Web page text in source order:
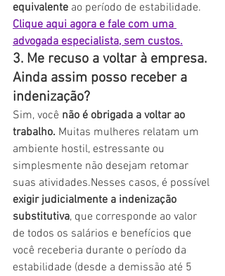
equivalente ao período de estabilidade.
Clique aqui agora e fale com uma
advogada especialista, sem custos.
3. Me recuso a voltar à empresa.
Ainda assim posso receber a
indenização?
Sim, você não é obrigada a voltar ao
trabalho. Muitas mulheres relatam um
ambiente hostil, estressante ou
simplesmente não desejam retomar
suas atividades.Nesses casos, é possível
exigir judicialmente a indenização
substitutiva, que corresponde ao valor
de todos os salários e benefícios que
você receberia durante o período da
estabilidade (desde a demissão até 5